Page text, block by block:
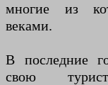
многие из
веками.
В последние
свою